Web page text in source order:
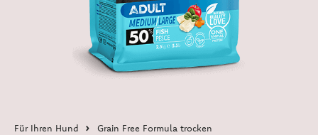
Für Ihren Hund Grain Free Formula trocken